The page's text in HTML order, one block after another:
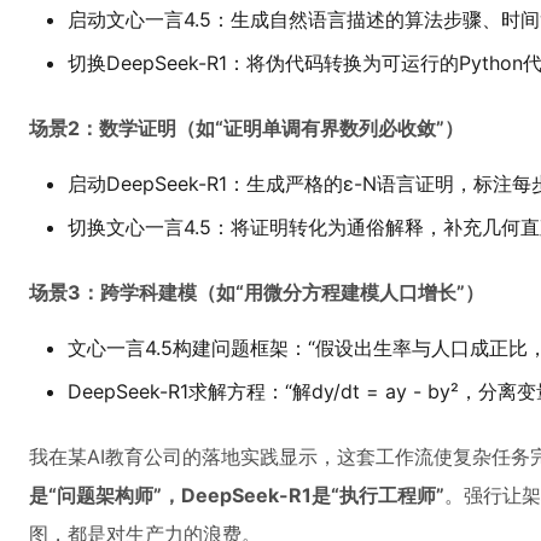
启动文心一言4.5：生成自然语言描述的算法步骤、时
切换DeepSeek-R1：将伪代码转换为可运行的Python
场景2：数学证明（如“证明单调有界数列必收敛”）
启动DeepSeek-R1：生成严格的ε-N语言证明，标注每
切换文心一言4.5：将证明转化为通俗解释，补充几何
场景3：跨学科建模（如“用微分方程建模人口增长”）
文心一言4.5构建问题框架：“假设出生率与人口成正比
DeepSeek-R1求解方程：“解dy/dt = ay - by²，分离
我在某AI教育公司的落地实践显示，这套工作流使复杂任
是“问题架构师”，DeepSeek-R1是“执行工程师”。强行让
图，都是对生产力的浪费。